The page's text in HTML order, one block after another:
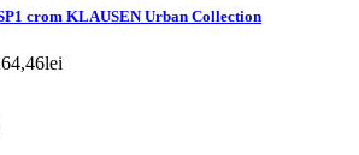
crom KLAUSEN Urban Collection